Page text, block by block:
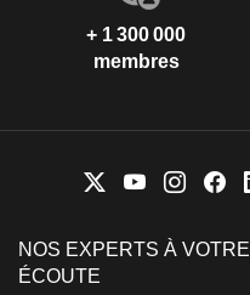
+ 1 300 000
membres
NOS EXPERTS À VOTRE
ÉCOUTE